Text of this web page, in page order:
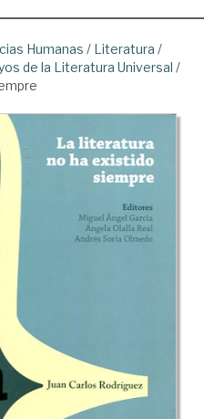
Humanas / Literatura /
de la Literatura Universal /